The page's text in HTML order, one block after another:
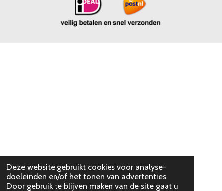
Deze website gebruikt cookies voor analyse-
doeleinden en/of het tonen van advertenties.
Door gebruik te blijven maken van de site gaat u